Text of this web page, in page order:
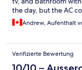
the day, but the AC
wasn't an issue. The
loungers and a small
drinks/snacks and
served each morning
and prepared fresh.
Andrew, Aufenthalt
Verifizierte Bewertung